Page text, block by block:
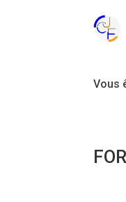
Vous